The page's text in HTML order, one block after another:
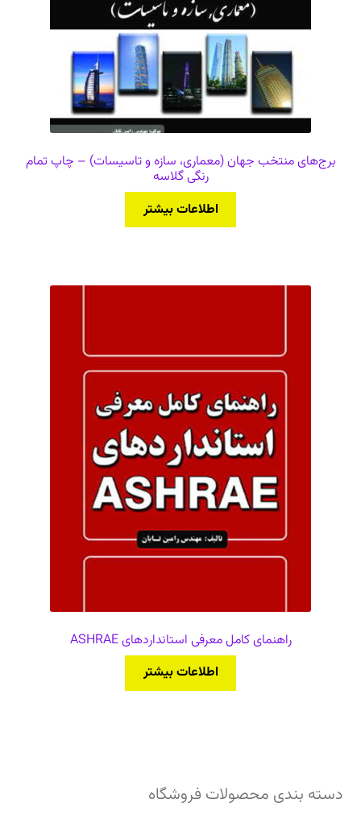
برج‌های منتخب جهان (معماری، سازه و تاسیسات) – چاپ تمام
رنگی گلاسه
اطلاعات بیشتر
راهنمای کامل معرفی استانداردهای ASHRAE
اطلاعات بیشتر
دسته بندی محصولات فروشگاه